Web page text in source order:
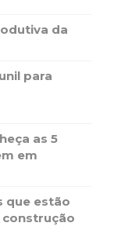
da
para
as 5
em
que estão
construção